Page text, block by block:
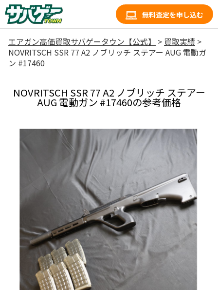
無料査定を申し込む
エアガン高価買取サバゲータウン【公式】 > 買取実績 >
NOVRITSCH SSR 77 A2 ノブリッチ ステアー AUG 電動ガ
ン #17460
NOVRITSCH SSR 77 A2 ノブリッチ ステアー
AUG 電動ガン #17460の参考価格